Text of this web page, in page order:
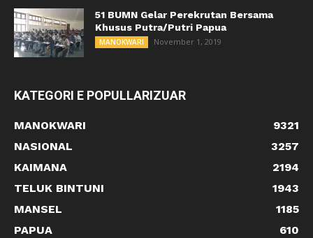
51 BUMN Gelar Perekrutan Bersama
Khusus Putra/Putri Papua
MANOKWARI November 1, 2019
KATEGORI E POPULLARIZUAR
MANOKWARI
9321
NASIONAL
3257
KAIMANA
2194
TELUK BINTUNI
1943
MANSEL
1185
PAPUA
610